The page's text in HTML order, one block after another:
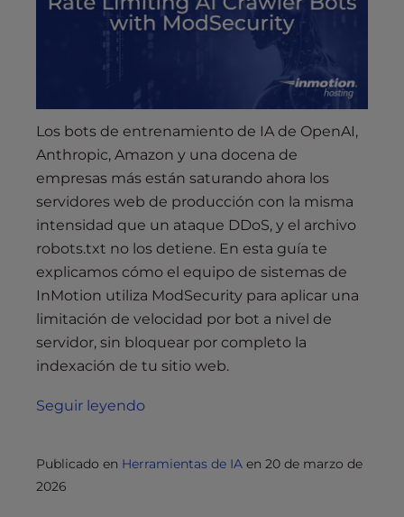
Los bots de entrenamiento de IA de OpenAI,
Anthropic, Amazon y una docena de
empresas más están saturando ahora los
servidores web de producción con la misma
intensidad que un ataque DDoS, y el archivo
robots.txt no los detiene. En esta guía te
explicamos cómo el equipo de sistemas de
InMotion utiliza ModSecurity para aplicar una
limitación de velocidad por bot a nivel de
servidor, sin bloquear por completo la
indexación de tu sitio web.
Seguir leyendo
Publicado en Herramientas de IA en 20 de marzo de
2026